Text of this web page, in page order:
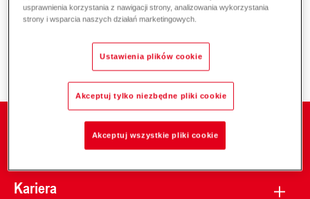
Odpowiedzialność za energię i
Kariera
usprawnienia korzystania z nawigacji strony, analizowania wykorzystania
strony i wsparcia naszych działań marketingowych.
Ustawienia plików cookie
Akceptuj tylko niezbędne pliki cookie
Akceptuj wszystkie pliki cookie